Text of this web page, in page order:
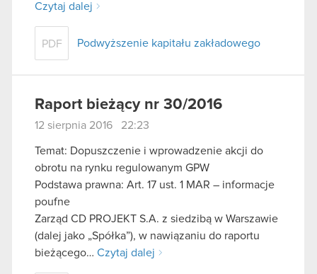
Czytaj dalej
PDF Podwyższenie kapitału zakładowego
Raport bieżący nr 30/2016
12 sierpnia 2016 22:23
Temat: Dopuszczenie i wprowadzenie akcji do
obrotu na rynku regulowanym GPW
Podstawa prawna: Art. 17 ust. 1 MAR – informacje
poufne
Zarząd CD PROJEKT S.A. z siedzibą w Warszawie
(dalej jako „Spółka”), w nawiązaniu do raportu
bieżącego… Czytaj dalej